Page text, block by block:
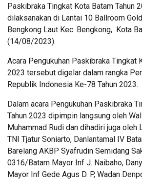
Paskibraka Tingkat Kota Batam Tahun
dilaksanakan di Lantai 10 Ballroom
Bengkong Laut Kec. Bengkong, Kota
(14/08/2023).
Acara Pengukuhan Paskibraka Tingkat
2023 tersebut digelar dalam rangka
Republik Indonesia Ke-78 Tahun 2023.
Dalam acara Pengukuhan Paskibraka
Tahun 2023 dipimpin langsung oleh
Muhammad Rudi dan dihadiri juga oleh
TNI Tjatur Soniarto, Danlantamal IV
Barelang AKBP Syafrudin Semidang
0316/Batam Mayor Inf J. Naibaho,
Mayor Inf Gede Agus D. P, Wadan